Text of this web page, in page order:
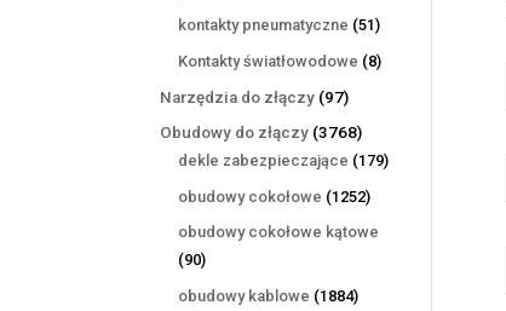
produktów
kontakty pneumatyczne 5151
produktów
Kontakty światłowodowe 88
Narzędzia do złączy 9797
produktów
Obudowy do złączy 37683768
produktów
dekle zabezpieczające 179179
obudowy cokołowe 12521252
obudowy cokołowe kątowe
9090
produktów
obudowy kablowe 18841884